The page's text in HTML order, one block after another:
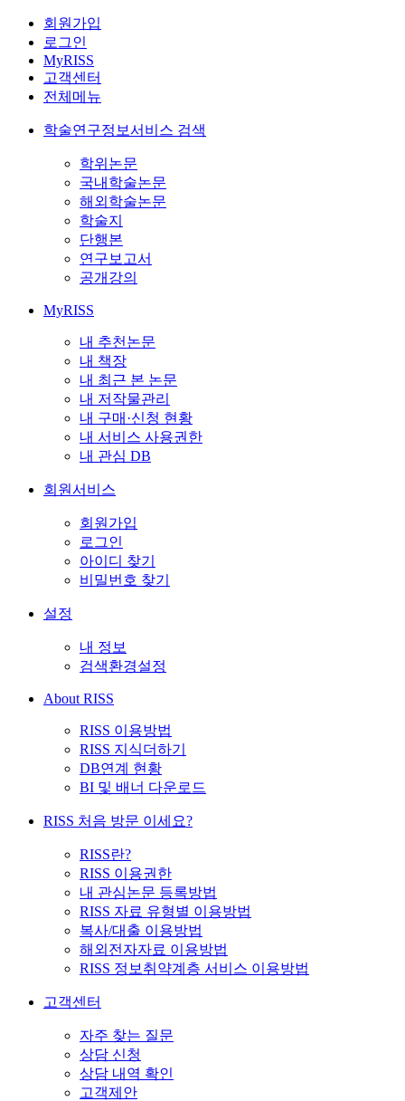
회원가입
로그인
MyRISS
고객센터
전체메뉴
학술연구정보서비스 검색
학위논문
국내학술논문
해외학술논문
학술지
단행본
연구보고서
공개강의
MyRISS
내 추천논문
내 책장
내 최근 본 논문
내 저작물관리
내 구매·신청 현황
내 서비스 사용권한
내 관심 DB
회원서비스
회원가입
로그인
아이디 찾기
비밀번호 찾기
설정
내 정보
검색환경설정
About RISS
RISS 이용방법
RISS 지식더하기
DB연계 현황
BI 및 배너 다운로드
RISS 처음 방문 이세요?
RISS란?
RISS 이용권한
내 관심논문 등록방법
RISS 자료 유형별 이용방법
복사/대출 이용방법
해외전자자료 이용방법
RISS 정보취약계층 서비스 이용방법
고객센터
자주 찾는 질문
상담 신청
상담 내역 확인
고객제안